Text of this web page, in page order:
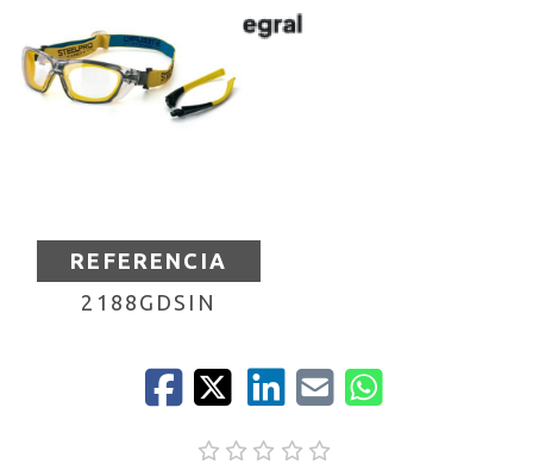
REFERENCIA
2188GDSIN